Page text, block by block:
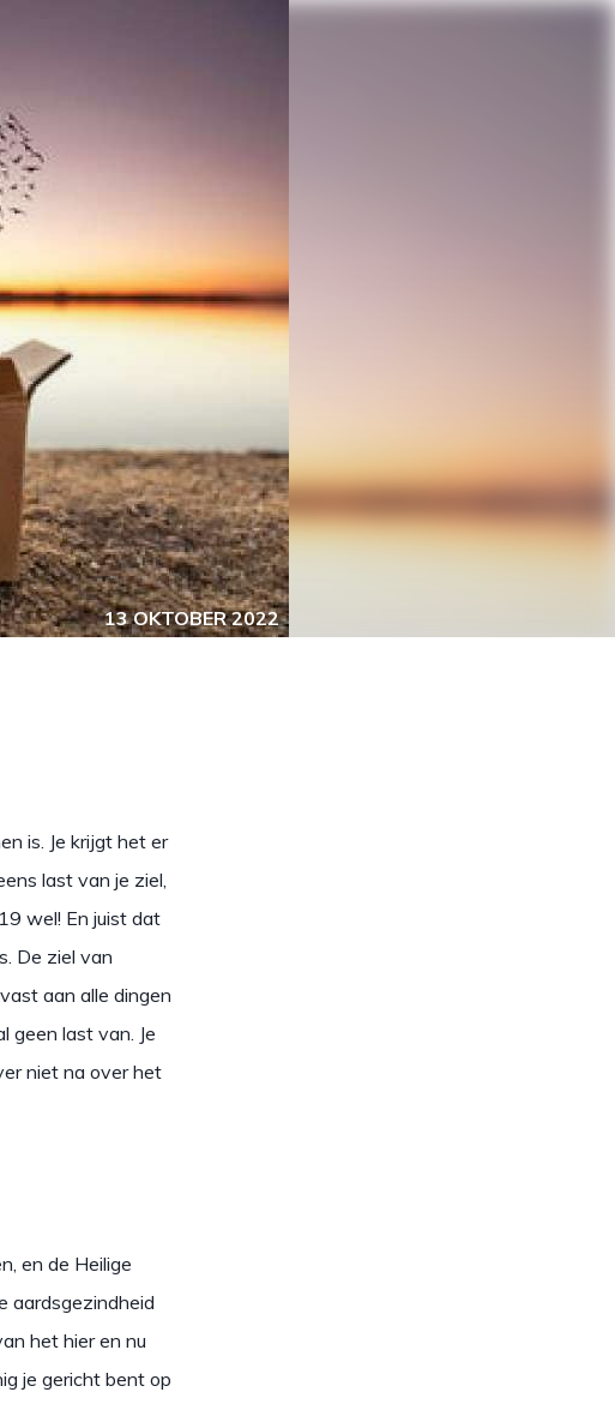
13 OKTOBER 2022
is. Je krijgt het er
last van je ziel,
wel! En juist dat
De ziel van
aan alle dingen
geen last van. Je
niet na over het
en de Heilige
aardsgezindheid
het hier en nu
je gericht bent op